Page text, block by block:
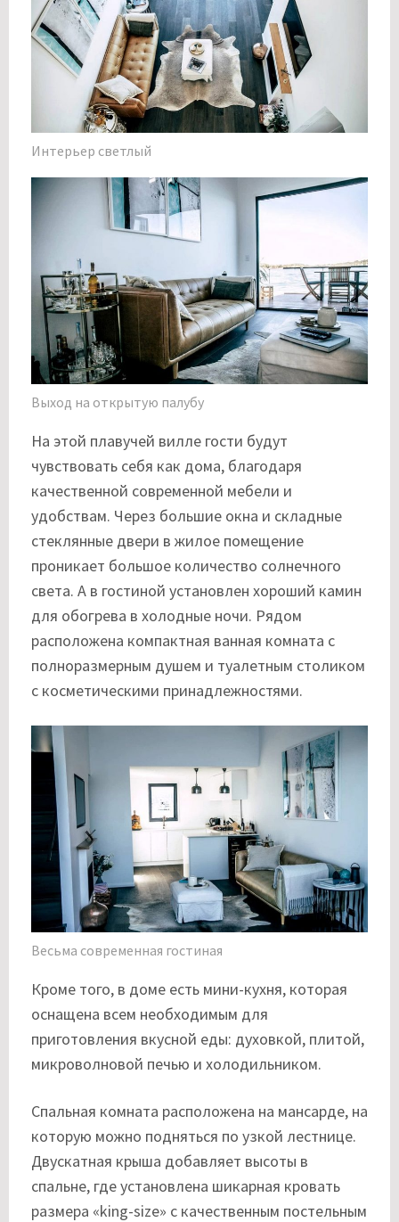
Интерьер светлый
Выход на открытую палубу
На этой плавучей вилле гости будут
чувствовать себя как дома, благодаря
качественной современной мебели и
удобствам. Через большие окна и складные
стеклянные двери в жилое помещение
проникает большое количество солнечного
света. А в гостиной установлен хороший камин
для обогрева в холодные ночи. Рядом
расположена компактная ванная комната с
полноразмерным душем и туалетным столиком
с косметическими принадлежностями.
Весьма современная гостиная
Кроме того, в доме есть мини-кухня, которая
оснащена всем необходимым для
приготовления вкусной еды: духовкой, плитой,
микроволновой печью и холодильником.
Спальная комната расположена на мансарде, на
которую можно подняться по узкой лестнице.
Двускатная крыша добавляет высоты в
спальне, где установлена шикарная кровать
размера «king-size» с качественным постельным